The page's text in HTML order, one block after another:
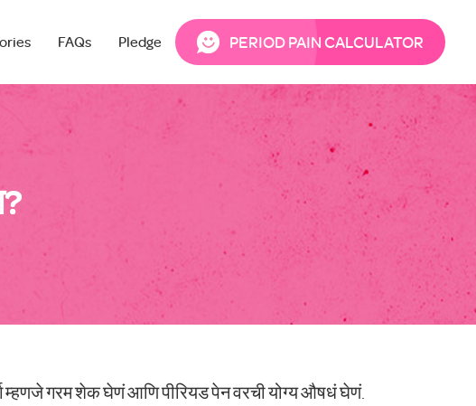
FAQs Pledge PERIOD PAIN CALCULATOR
म्हणजे गरम शेक घेणं आणि पीरियड पेन वरची योग्य औषधं घेणं.